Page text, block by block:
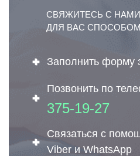
СВЯЖИТЕСЬ С
ДЛЯ ВАС СПОСОБОМ
Заполнить форму
Позвонить по
375-19-27
Связаться с
Viber и WhatsApp